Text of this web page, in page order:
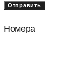
Отправить
Номера